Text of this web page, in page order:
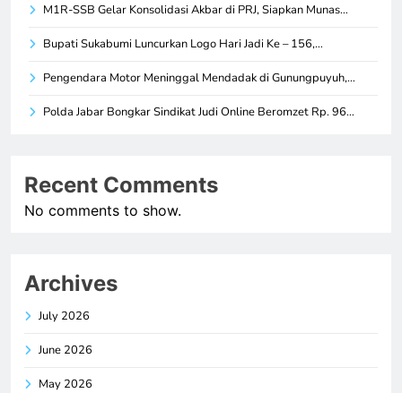
M1R-SSB Gelar Konsolidasi Akbar di PRJ, Siapkan Munas…
Bupati Sukabumi Luncurkan Logo Hari Jadi Ke – 156,…
Pengendara Motor Meninggal Mendadak di Gunungpuyuh,…
Polda Jabar Bongkar Sindikat Judi Online Beromzet Rp. 96…
Recent Comments
No comments to show.
Archives
July 2026
June 2026
May 2026